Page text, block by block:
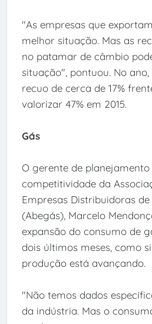
"As empresas que
melhor situação. Mas as
no patamar de câmbio
situação", pontuou. No
recuo de cerca de 17%
valorizar 47% em 2015.
Gás
O gerente de
competitividade da
Empresas Distribuidoras
(Abegás), Marcelo
expansão do consumo de
dois últimos meses, como
produção está avançando.
"Não temos dados
da indústria. Mas o